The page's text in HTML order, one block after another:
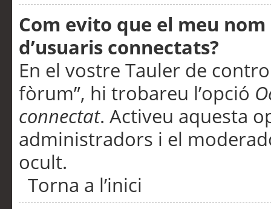
Com evito que el meu
d’usuaris connectats?
En el vostre Tauler de
fòrum”, hi trobareu l’opció
connectat. Activeu aquesta
administradors i el
ocult.
Torna a l’inici